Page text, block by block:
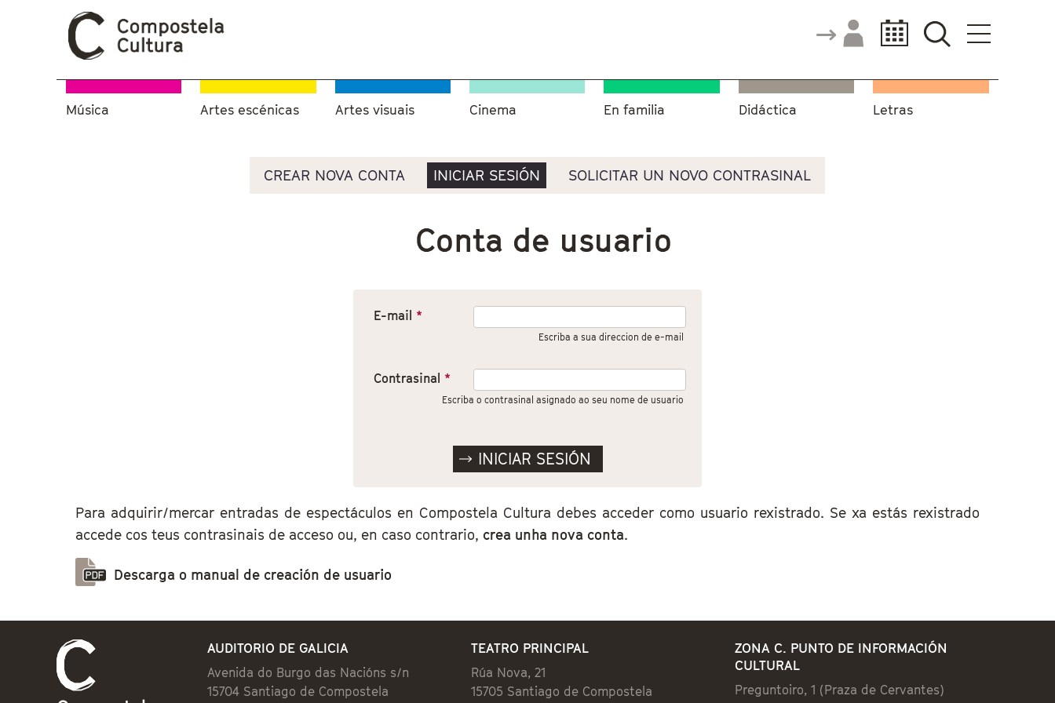
Música Artes escénicas Artes visuais Cinema En familia Didáctica Letras
CREAR NOVA CONTA INICIAR SESIÓN SOLICITAR UN NOVO CONTRASINAL
Conta de usuario
E-mail *
Escriba a sua direccion de e-mail
Contrasinal *
Escriba o contrasinal asignado ao seu nome de usuario
Para adquirir/mercar entradas de espectáculos en Compostela Cultura debes acceder como usuario rexistrado. Se xa estás rexistrado
accede cos teus contrasinais de acceso ou, en caso contrario, crea unha nova conta.
Descarga o manual de creación de usuario
AUDITORIO DE GALICIA
Avenida do Burgo das Nacións s/n
15704 Santiago de Compostela
TEATRO PRINCIPAL
Rúa Nova, 21
15705 Santiago de Compostela
ZONA C. PUNTO DE INFORMACIÓN
CULTURAL
Preguntoiro, 1 (Praza de Cervantes)